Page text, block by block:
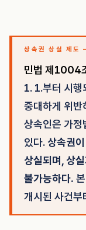
상속권 상실 제
민법 제1004
1. 1.부터 시행
중대하게 위반
상속인은 가정
있다. 상속권
상실되며, 상
불가능하다.
개시된 사건부